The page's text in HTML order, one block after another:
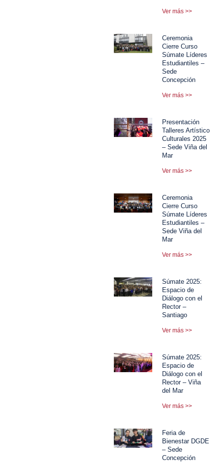
Ver más >>
Ceremonia
Cierre Curso
Súmate Líderes
Estudiantiles –
Sede
Concepción
Ver más >>
Presentación
Talleres Artístico
Culturales 2025
– Sede Viña del
Mar
Ver más >>
Ceremonia
Cierre Curso
Súmate Líderes
Estudiantiles –
Sede Viña del
Mar
Ver más >>
Súmate 2025:
Espacio de
Diálogo con el
Rector –
Santiago
Ver más >>
Súmate 2025:
Espacio de
Diálogo con el
Rector – Viña
del Mar
Ver más >>
Feria de
Bienestar DGDE
– Sede
Concepción